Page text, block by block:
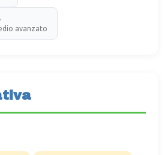
avanzato